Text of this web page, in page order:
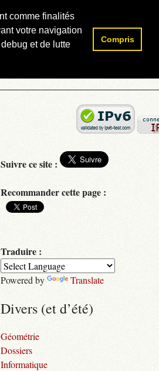
comme finalités
votre navigation
et de lutte
Compris
Rechercher :
Suivre ce site :
Recommander cette page :
Traduire :
Powered by Translate
Divers (et d’été)
Géométrie
Dossiers
Informatique